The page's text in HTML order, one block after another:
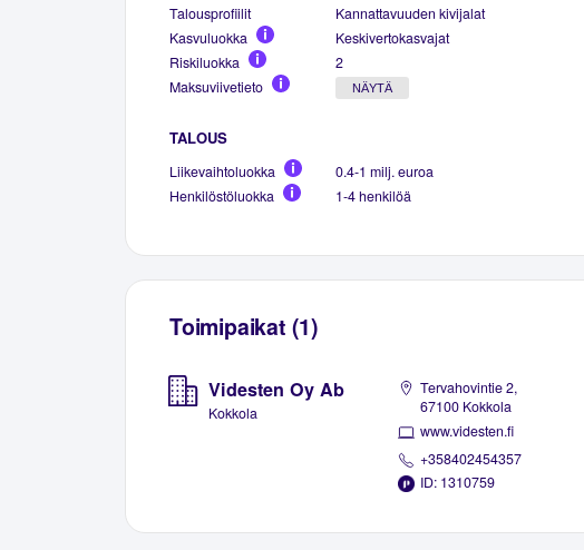
Talousprofiilit
Kannattavuuden kivijalat
Kasvuluokka
Keskivertokasvajat
Riskiluokka
2
Maksuviivetieto
NÄYTÄ
TALOUS
Liikevaihtoluokka
0.4-1 milj. euroa
Henkilöstöluokka
1-4 henkilöä
Toimipaikat (1)
Videsten Oy Ab
Kokkola
Tervahovintie 2,
67100 Kokkola
www.videsten.fi
+358402454357
ID: 1310759